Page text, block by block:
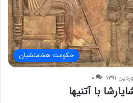
حکومت هخامنشیان
۰
با آتنيها